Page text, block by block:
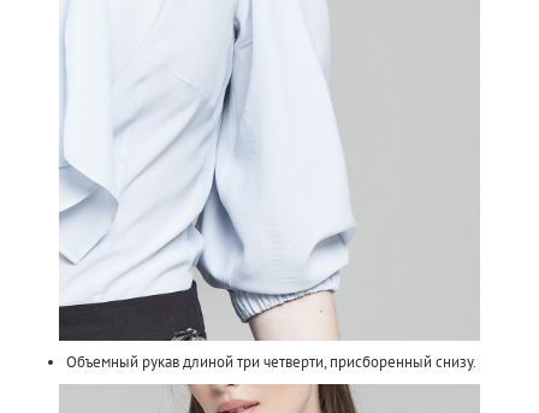
Объемный рукав длиной три четверти, присборенный снизу.